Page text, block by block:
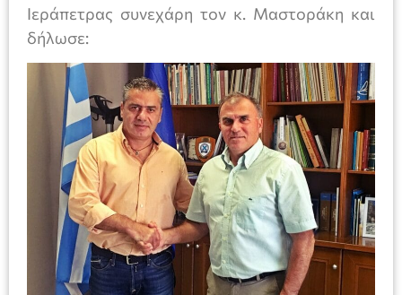
Ιεράπετρας συνεχάρη τον κ. Μαστοράκη και
δήλωσε: